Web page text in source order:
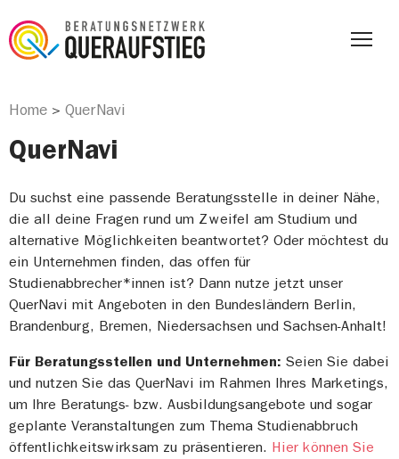
Home > QuerNavi
QuerNavi
Du suchst eine passende Beratungsstelle in deiner Nähe,
die all deine Fragen rund um Zweifel am Studium und
alternative Möglichkeiten beantwortet? Oder möchtest du
ein Unternehmen finden, das offen für
Studienabbrecher*innen ist? Dann nutze jetzt unser
QuerNavi mit Angeboten in den Bundesländern Berlin,
Brandenburg, Bremen, Niedersachsen und Sachsen-Anhalt!
Für Beratungsstellen und Unternehmen: Seien Sie dabei
und nutzen Sie das QuerNavi im Rahmen Ihres Marketings,
um Ihre Beratungs- bzw. Ausbildungsangebote und sogar
geplante Veranstaltungen zum Thema Studienabbruch
öffentlichkeitswirksam zu präsentieren. Hier können Sie